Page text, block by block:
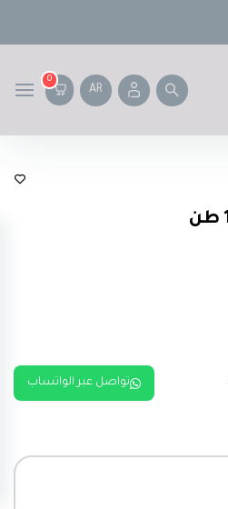
AR
0
تواصل عبر الواتساب